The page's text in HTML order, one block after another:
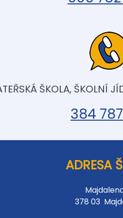
ŠKOLA, ŠKOLNÍ
384
ADRESA
378 03